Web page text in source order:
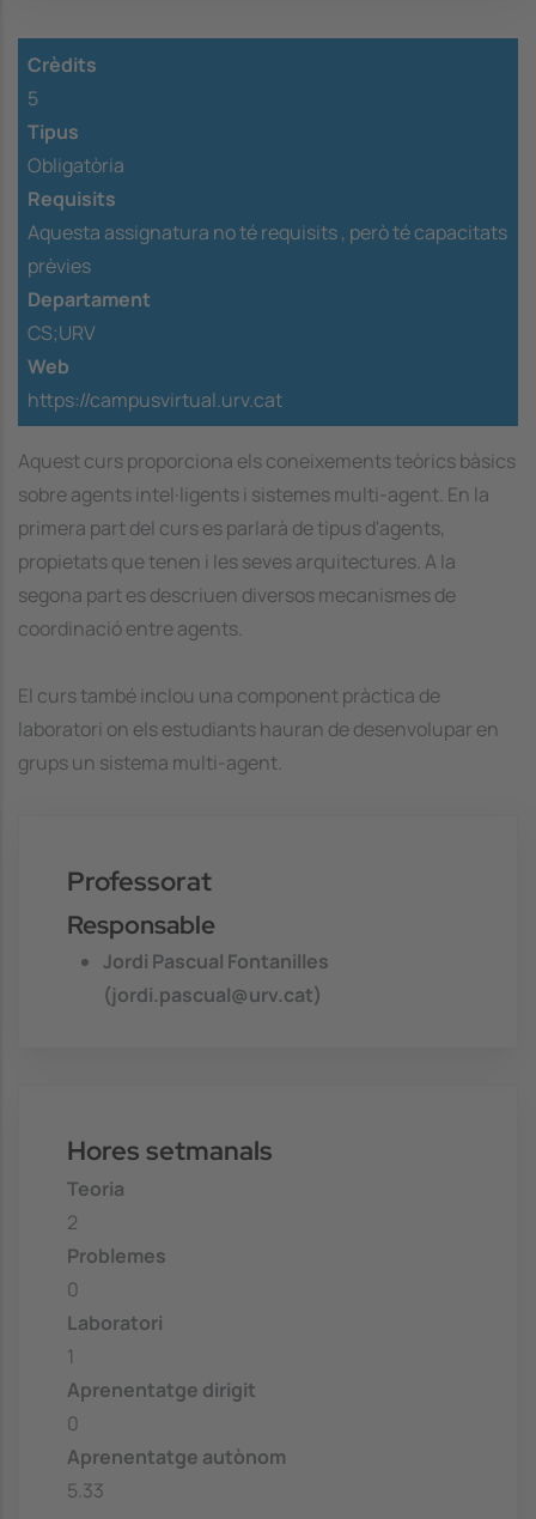
Crèdits
5
Tipus
Obligatòria
Requisits
Aquesta assignatura no té requisits , però té capacitats
prèvies
Departament
CS;URV
Web
https://campusvirtual.urv.cat
Aquest curs proporciona els coneixements teòrics bàsics
sobre agents intel·ligents i sistemes multi-agent. En la
primera part del curs es parlarà de tipus d'agents,
propietats que tenen i les seves arquitectures. A la
segona part es descriuen diversos mecanismes de
coordinació entre agents.
El curs també inclou una component pràctica de
laboratori on els estudiants hauran de desenvolupar en
grups un sistema multi-agent.
Professorat
Responsable
Jordi Pascual Fontanilles
(jordi.pascual@urv.cat)
Hores setmanals
Teoria
2
Problemes
0
Laboratori
1
Aprenentatge dirigit
0
Aprenentatge autònom
5.33